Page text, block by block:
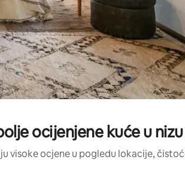
ocijenjene kuće u nizu
visoke ocjene u pogledu lokacije,